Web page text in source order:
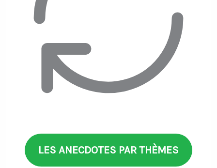
LES ANECDOTES PAR THÈMES